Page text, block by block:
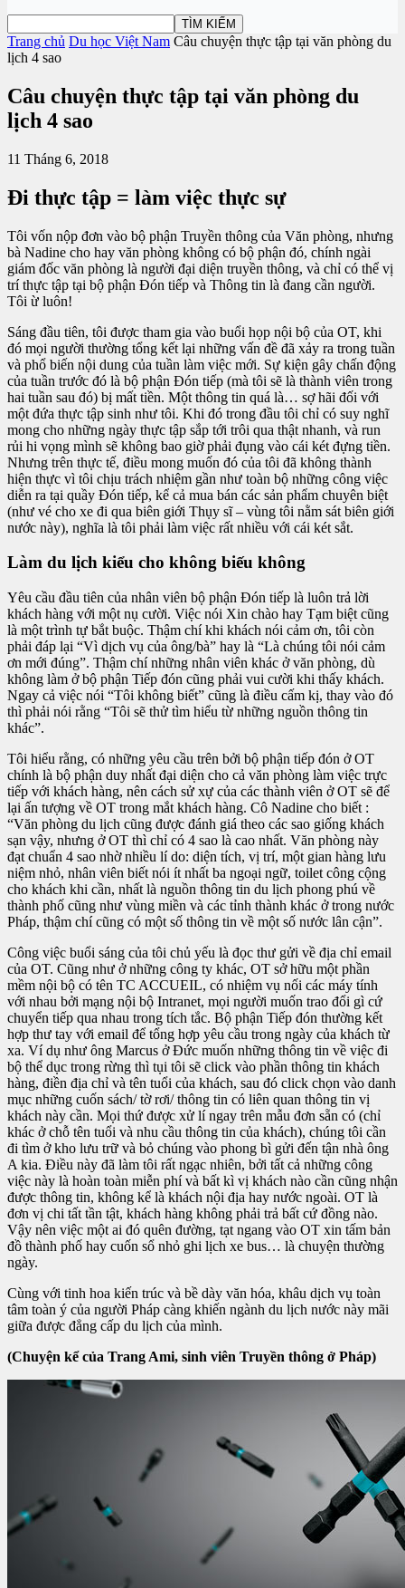
Trang chủ Du học Việt Nam Câu chuyện thực tập tại văn phòng du
lịch 4 sao
Câu chuyện thực tập tại văn phòng du
lịch 4 sao
11 Tháng 6, 2018
Đi thực tập = làm việc thực sự
Tôi vốn nộp đơn vào bộ phận Truyền thông của Văn phòng, nhưng
bà Nadine cho hay văn phòng không có bộ phận đó, chính ngài
giám đốc văn phòng là người đại diện truyền thông, và chỉ có thể vị
trí thực tập tại bộ phận Đón tiếp và Thông tin là đang cần người.
Tôi ừ luôn!
Sáng đầu tiên, tôi được tham gia vào buổi họp nội bộ của OT, khi
đó mọi người thường tổng kết lại những vấn đề đã xảy ra trong tuần
và phổ biến nội dung của tuần làm việc mới. Sự kiện gây chấn động
của tuần trước đó là bộ phận Đón tiếp (mà tôi sẽ là thành viên trong
hai tuần sau đó) bị mất tiền. Một thông tin quá là… sợ hãi đối với
một đứa thực tập sinh như tôi. Khi đó trong đầu tôi chỉ có suy nghĩ
mong cho những ngày thực tập sắp tới trôi qua thật nhanh, và run
rủi hi vọng mình sẽ không bao giờ phải đụng vào cái két đựng tiền.
Nhưng trên thực tế, điều mong muốn đó của tôi đã không thành
hiện thực vì tôi chịu trách nhiệm gần như toàn bộ những công việc
diễn ra tại quầy Đón tiếp, kể cả mua bán các sản phẩm chuyên biệt
(như vé cho xe đi qua biên giới Thụy sĩ – vùng tôi nằm sát biên giới
nước này), nghĩa là tôi phải làm việc rất nhiều với cái két sắt.
Làm du lịch kiểu cho không biếu không
Yêu cầu đầu tiên của nhân viên bộ phận Đón tiếp là luôn trả lời
khách hàng với một nụ cười. Việc nói Xin chào hay Tạm biệt cũng
là một trình tự bắt buộc. Thậm chí khi khách nói cảm ơn, tôi còn
phải đáp lại “Vì dịch vụ của ông/bà” hay là “Là chúng tôi nói cảm
ơn mới đúng”. Thậm chí những nhân viên khác ở văn phòng, dù
không làm ở bộ phận Tiếp đón cũng phải vui cười khi thấy khách.
Ngay cả việc nói “Tôi không biết” cũng là điều cấm kị, thay vào đó
thì phải nói rằng “Tôi sẽ thử tìm hiểu từ những nguồn thông tin
khác”.
Tôi hiểu rằng, có những yêu cầu trên bởi bộ phận tiếp đón ở OT
chính là bộ phận duy nhất đại diện cho cả văn phòng làm việc trực
tiếp với khách hàng, nên cách sử xự của các thành viên ở OT sẽ để
lại ấn tượng về OT trong mắt khách hàng. Cô Nadine cho biết :
“Văn phòng du lịch cũng được đánh giá theo các sao giống khách
sạn vậy, nhưng ở OT thì chỉ có 4 sao là cao nhất. Văn phòng này
đạt chuẩn 4 sao nhờ nhiều lí do: diện tích, vị trí, một gian hàng lưu
niệm nhỏ, nhân viên biết nói ít nhất ba ngoại ngữ, toilet công cộng
cho khách khi cần, nhất là nguồn thông tin du lịch phong phú về
thành phố cũng như vùng miền và các tỉnh thành khác ở trong nước
Pháp, thậm chí cũng có một số thông tin về một số nước lân cận”.
Công việc buổi sáng của tôi chủ yếu là đọc thư gửi về địa chỉ email
của OT. Cũng như ở những công ty khác, OT sở hữu một phần
mềm nội bộ có tên TC ACCUEIL, có nhiệm vụ nối các máy tính
với nhau bởi mạng nội bộ Intranet, mọi người muốn trao đổi gì cứ
chuyển tiếp qua nhau trong tích tắc. Bộ phận Tiếp đón thường kết
hợp thư tay với email để tổng hợp yêu cầu trong ngày của khách từ
xa. Ví dụ như ông Marcus ở Đức muốn những thông tin về việc đi
bộ thể dục trong rừng thì tụi tôi sẽ click vào phần thông tin khách
hàng, điền địa chỉ và tên tuổi của khách, sau đó click chọn vào danh
mục những cuốn sách/ tờ rơi/ thông tin có liên quan thông tin vị
khách này cần. Mọi thứ được xử lí ngay trên mẫu đơn sẵn có (chỉ
khác ở chỗ tên tuổi và nhu cầu thông tin của khách), chúng tôi cần
đi tìm ở kho lưu trữ và bỏ chúng vào phong bì gửi đến tận nhà ông
A kia. Điều này đã làm tôi rất ngạc nhiên, bởi tất cả những công
việc này là hoàn toàn miễn phí và bất kì vị khách nào cần cũng nhận
được thông tin, không kể là khách nội địa hay nước ngoài. OT là
đơn vị chi tất tần tật, khách hàng không phải trả bất cứ đồng nào.
Vậy nên việc một ai đó quên đường, tạt ngang vào OT xin tấm bản
đồ thành phố hay cuốn sổ nhỏ ghi lịch xe bus… là chuyện thường
ngày.
Cùng với tinh hoa kiến trúc và bề dày văn hóa, khâu dịch vụ toàn
tâm toàn ý của người Pháp càng khiến ngành du lịch nước này mãi
giữa được đẳng cấp du lịch của mình.
(Chuyện kể của Trang Ami, sinh viên Truyền thông ở Pháp)